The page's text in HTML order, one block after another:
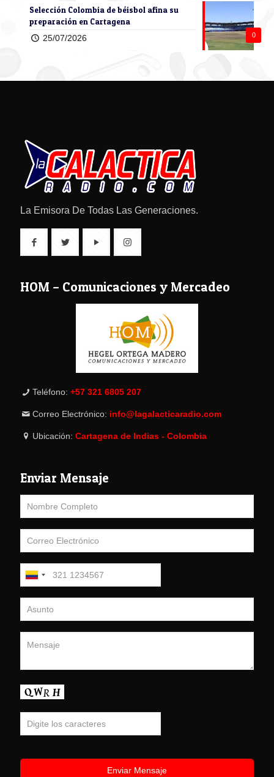
0
Selección Colombia de béisbol afina su
preparación en Cartagena
25/07/2026
La Emisora De Todas Las Generaciones.
HOM – Comunicaciones y Mercadeo
Teléfono: +57 321 6805 207
Correo Electrónico: info@lagalacticaradio.com
Ubicación: Cartagena de Indias - Colombia
Enviar Mensaje